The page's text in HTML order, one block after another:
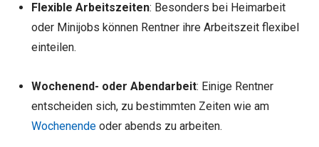
Flexible Arbeitszeiten: Besonders bei Heimarbeit
oder Minijobs können Rentner ihre Arbeitszeit flexibel
einteilen.
Wochenend- oder Abendarbeit: Einige Rentner
entscheiden sich, zu bestimmten Zeiten wie am
Wochenendeoder abends zu arbeiten.